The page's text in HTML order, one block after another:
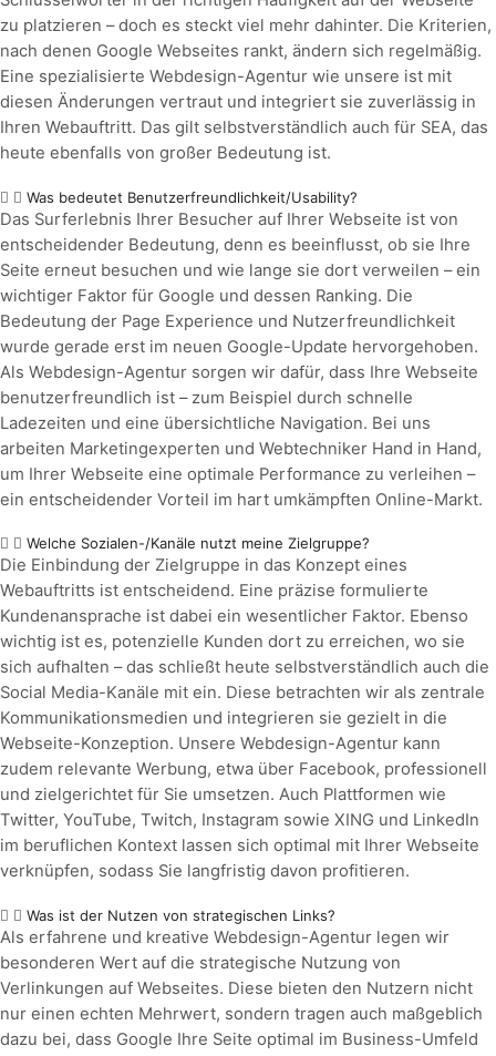
zu platzieren – doch es steckt viel mehr dahinter. Die Kriterien,
nach denen Google Webseites rankt, ändern sich regelmäßig.
Eine spezialisierte Webdesign-Agentur wie unsere ist mit
diesen Änderungen vertraut und integriert sie zuverlässig in
Ihren Webauftritt. Das gilt selbstverständlich auch für SEA, das
heute ebenfalls von großer Bedeutung ist.
Was bedeutet Benutzerfreundlichkeit/Usability?
Das Surferlebnis Ihrer Besucher auf Ihrer Webseite ist von
entscheidender Bedeutung, denn es beeinflusst, ob sie Ihre
Seite erneut besuchen und wie lange sie dort verweilen – ein
wichtiger Faktor für Google und dessen Ranking. Die
Bedeutung der Page Experience und Nutzerfreundlichkeit
wurde gerade erst im neuen Google-Update hervorgehoben.
Als Webdesign-Agentur sorgen wir dafür, dass Ihre Webseite
benutzerfreundlich ist – zum Beispiel durch schnelle
Ladezeiten und eine übersichtliche Navigation. Bei uns
arbeiten Marketingexperten und Webtechniker Hand in Hand,
um Ihrer Webseite eine optimale Performance zu verleihen –
ein entscheidender Vorteil im hart umkämpften Online-Markt.
Welche Sozialen-/Kanäle nutzt meine Zielgruppe?
Die Einbindung der Zielgruppe in das Konzept eines
Webauftritts ist entscheidend. Eine präzise formulierte
Kundenansprache ist dabei ein wesentlicher Faktor. Ebenso
wichtig ist es, potenzielle Kunden dort zu erreichen, wo sie
sich aufhalten – das schließt heute selbstverständlich auch die
Social Media-Kanäle mit ein. Diese betrachten wir als zentrale
Kommunikationsmedien und integrieren sie gezielt in die
Webseite-Konzeption. Unsere Webdesign-Agentur kann
zudem relevante Werbung, etwa über Facebook, professionell
und zielgerichtet für Sie umsetzen. Auch Plattformen wie
Twitter, YouTube, Twitch, Instagram sowie XING und LinkedIn
im beruflichen Kontext lassen sich optimal mit Ihrer Webseite
verknüpfen, sodass Sie langfristig davon profitieren.
Was ist der Nutzen von strategischen Links?
Als erfahrene und kreative Webdesign-Agentur legen wir
besonderen Wert auf die strategische Nutzung von
Verlinkungen auf Webseites. Diese bieten den Nutzern nicht
nur einen echten Mehrwert, sondern tragen auch maßgeblich
dazu bei, dass Google Ihre Seite optimal im Business-Umfeld